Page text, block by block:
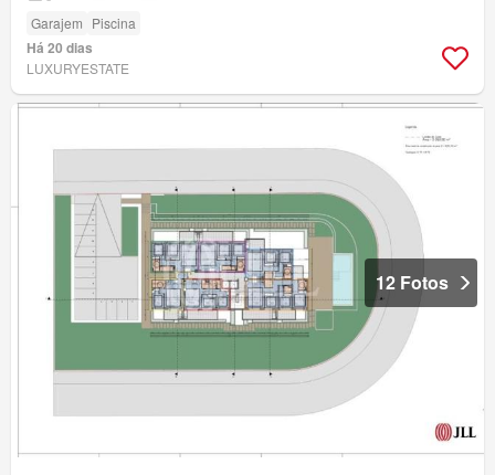
Garajem Piscina
Há 20 dias
LUXURYESTATE
12 Fotos